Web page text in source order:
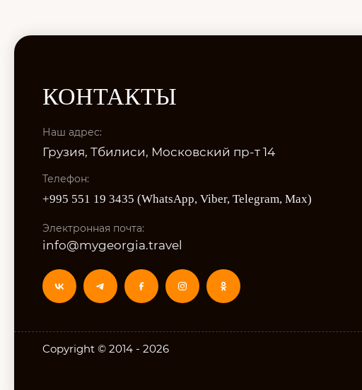
КОНТАКТЫ
Наш адрес:
Грузия, Тбилиси, Московский пр-т 14
Телефон:
+995 551 19 3435 (WhatsApp, Viber, Telegram, Max)
Электронная почта:
info@mygeorgia.travel
Copyright © 2014 - 2026